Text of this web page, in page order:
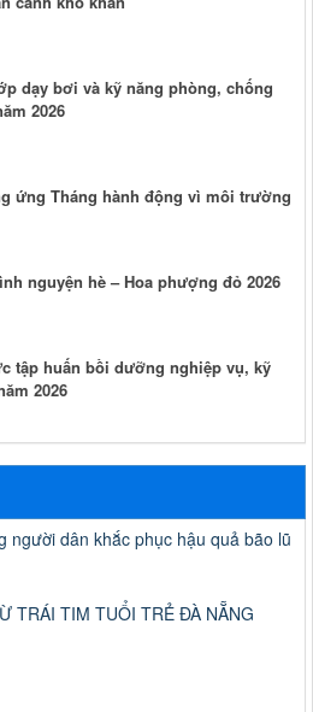
dạy bơi và kỹ năng phòng, chống
2026
ứng Tháng hành động vì môi trường
nguyện hè – Hoa phượng đỏ 2026
tập huấn bồi dưỡng nghiệp vụ, kỹ
2026
người dân khắc phục hậu quả bão lũ
TRÁI TIM TUỔI TRẺ ĐÀ NẴNG